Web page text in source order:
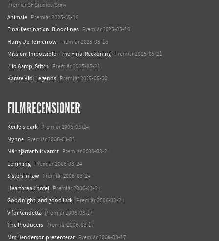
Premiär SF Studios/Sony
Animale Premiär 2025-05-16
Final Destination: Bloodlines Premiär 2025-05-16
Hurry Up Tomorrow Premiär 2025-05-16
Mission: Impossible – The Final Reckoning Premiär 2025-05-21
Lilo &amp; Stitch Premiär 2025-05-21
Karate Kid: Legends Premiär 2025-05-30
FILMRECENSIONER
Keillers park Premiär 2006-03-24
Nynne Premiär 2006-03-31
När hjärtat blir varmt Premiär 2006-03-24
Lemming Premiär 2006-03-24
Sisters in law Premiär 2006-03-24
Heartbreak hotel Premiär 2006-03-24
Good night, and good luck Premiär 2006-03-24
V för Vendetta Premiär 2006-03-17
The Producers Premiär 2006-03-17
Mrs Henderson presenterar Premiär 2006-03-17